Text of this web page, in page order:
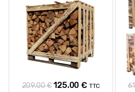
209.00€ Le
125.00€Le
TTC